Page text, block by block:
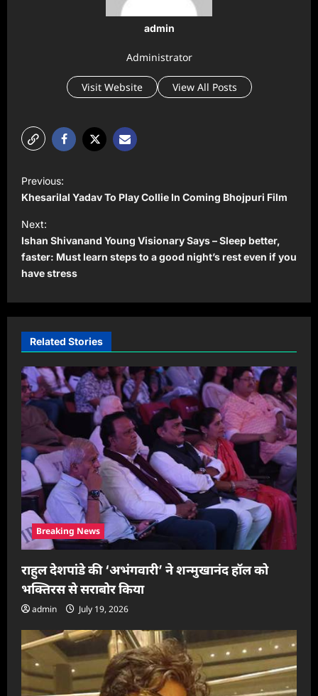
admin
Administrator
Visit Website View All Posts
o
s
t
n
a
v
g
a
t
o
n
Previous:
Khesarilal Yadav To Play Collie In Coming Bhojpuri Film
Next:
Ishan Shivanand Young Visionary Says – Sleep better,
faster: Must learn steps to a good night’s rest even if you
have stress
Related Stories
Breaking News
राहुल देशपांडे की ‘अभंगवारी’ ने शन्मुखानंद हॉल को
भक्तिरस से सराबोर किया
admin July 19, 2026